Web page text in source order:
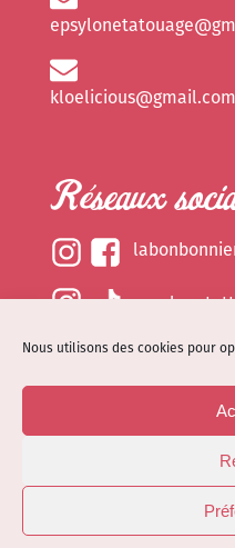
Nous utilisons des cookies pour
kloelicious@gmail.com
Réseaux
kloelicious_
Mentions légales
Politique de cookies
© Site web réalisé par
Kloelicioustattoo tous